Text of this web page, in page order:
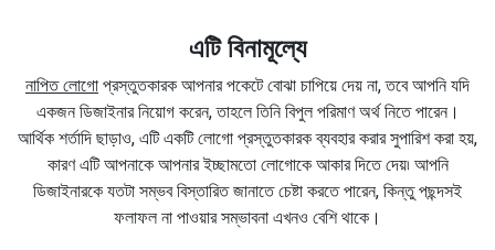
এটি বিনামূল্যে
নাপিত লোগো প্রস্তুতকারক আপনার পকেটে বোঝা চাপিয়ে দেয় না, তবে আপনি যদি
একজন ডিজাইনার নিয়োগ করেন, তাহলে তিনি বিপুল পরিমাণ অর্থ নিতে পারেন।
আর্থিক শর্তাদি ছাড়াও, এটি একটি লোগো প্রস্তুতকারক ব্যবহার করার সুপারিশ করা হয়,
কারণ এটি আপনাকে আপনার ইচ্ছামতো লোগোকে আকার দিতে দেয়৷ আপনি
ডিজাইনারকে যতটা সম্ভব বিস্তারিত জানাতে চেষ্টা করতে পারেন, কিন্তু পছন্দসই
ফলাফল না পাওয়ার সম্ভাবনা এখনও বেশি থাকে।